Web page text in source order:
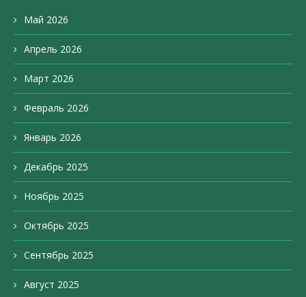
Май 2026
Апрель 2026
Март 2026
Февраль 2026
Январь 2026
Декабрь 2025
Ноябрь 2025
Октябрь 2025
Сентябрь 2025
Август 2025